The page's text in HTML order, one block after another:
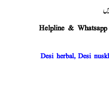
Helpline &
Desi herbal, Desi